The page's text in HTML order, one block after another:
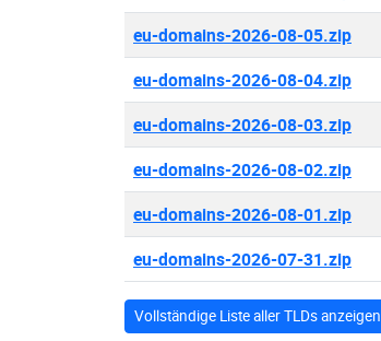
eu-domains-2026-08-05.zip
eu-domains-2026-08-04.zip
eu-domains-2026-08-03.zip
eu-domains-2026-08-02.zip
eu-domains-2026-08-01.zip
eu-domains-2026-07-31.zip
Vollständige Liste aller TLDs anzeigen